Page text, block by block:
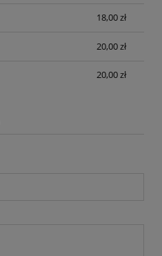
18,00 zł
20,00 zł
20,00 zł